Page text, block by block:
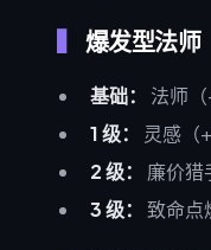
爆发型法师
基础：
法师
1 级：
灵感（
2 级：
廉价猎
3 级：
致命点